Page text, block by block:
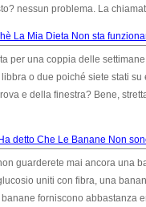
nessun problema. La
La Mia Dieta Non sta
per una coppia delle
libbra o due poiché siete stati
e della finestra? Bene,
detto Che Le Banane Non
guarderete mai ancora una
uniti con fibra, una
forniscono abbastanza